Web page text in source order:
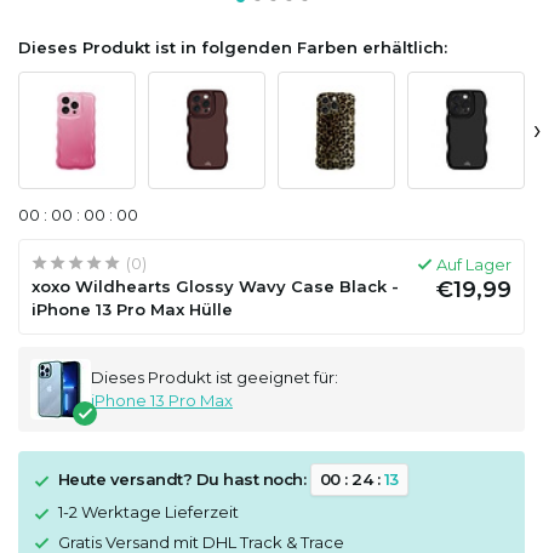
Dieses Produkt ist in folgenden Farben erhältlich:
›
00 : 00 : 00 : 00
(0)
xoxo Wildhearts Glossy Wavy Case Black -
iPhone 13 Pro Max Hülle
Auf Lager
€19,99
Dieses Produkt ist geeignet für:
iPhone 13 Pro Max
Heute versandt? Du hast noch: 00:24:13
1-2 Werktage Lieferzeit
Gratis Versand mit DHL Track & Trace